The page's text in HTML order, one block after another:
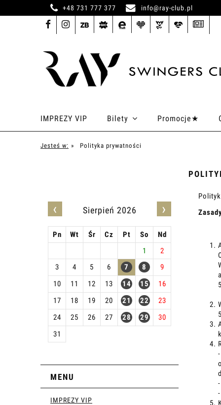
+48 731 777 377 info@ray-club.pl
IMPREZY VIP Bilety Promocje★
Jesteś w: » Polityka prywatności
‹ Sierpień 2026 ›
Pn Wt Śr Cz Pt So
Nd
1
2
3
4 5 6 7 8
9
10
11 12 13 14 15
16
17
18 19 20 21 22
23
24
25 26 27 28 29
30
31
MENU
IMPREZY VIP